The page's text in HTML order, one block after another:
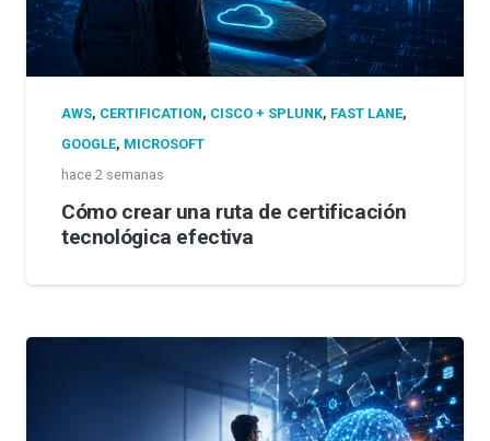
AWS, CERTIFICATION, CISCO + SPLUNK, FAST LANE,
GOOGLE, MICROSOFT
hace 2 semanas
Cómo crear una ruta de certificación
tecnológica efectiva